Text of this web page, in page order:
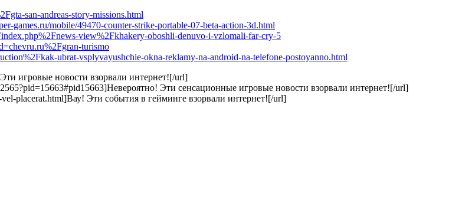
san-andreas-story-missions.html
games.ru/mobile/49470-counter-strike-portable-07-beta-action-3d.html
view%2Fkhakery-oboshli-denuvo-i-vzlomali-far-cry-5
turismo
ubrat-vsplyvayushchie-okna-reklamy-na-android-na-telefone-postoyanno.html
игровые новости взорвали интернет![/url]
Эти сенсационные игровые новости взорвали интернет![/url]
placerat.html]Вау! Эти события в гейминге взорвали интернет![/url]